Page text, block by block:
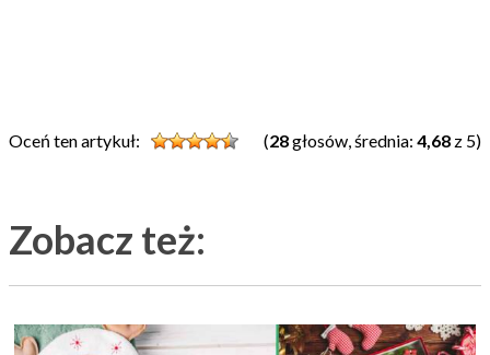
Oceń ten artykuł: (28głosów, średnia: 4,68 z 5)
Zobacz też: